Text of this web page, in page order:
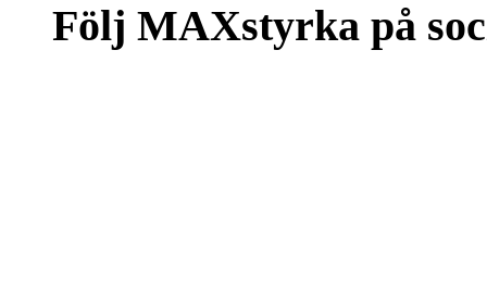
Följ MAXstyrka på